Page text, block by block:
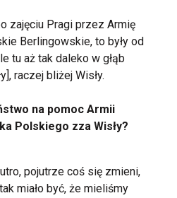
zajęciu Pragi przez Armię
Berlingowskie, to były od
tu aż tak daleko w głąb
raczej bliżej Wisły.
na pomoc Armii
Polskiego zza Wisły?
pojutrze coś się zmieni,
miało być, że mieliśmy